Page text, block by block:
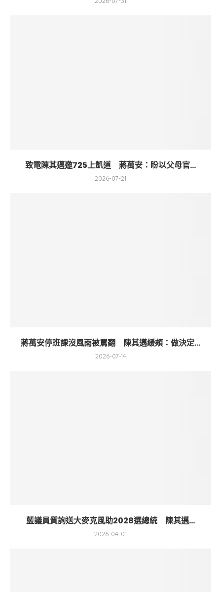
致電陳其邁邀725上凱道 蔣萬安：盼以父母官...
2026-07-21
蔣萬安停班課沒風雨被罵翻 陳其邁緩頰：做決定...
2026-07-14
藍議員質詢送大麥克風助2028選總統 陳其邁...
2026-04-01